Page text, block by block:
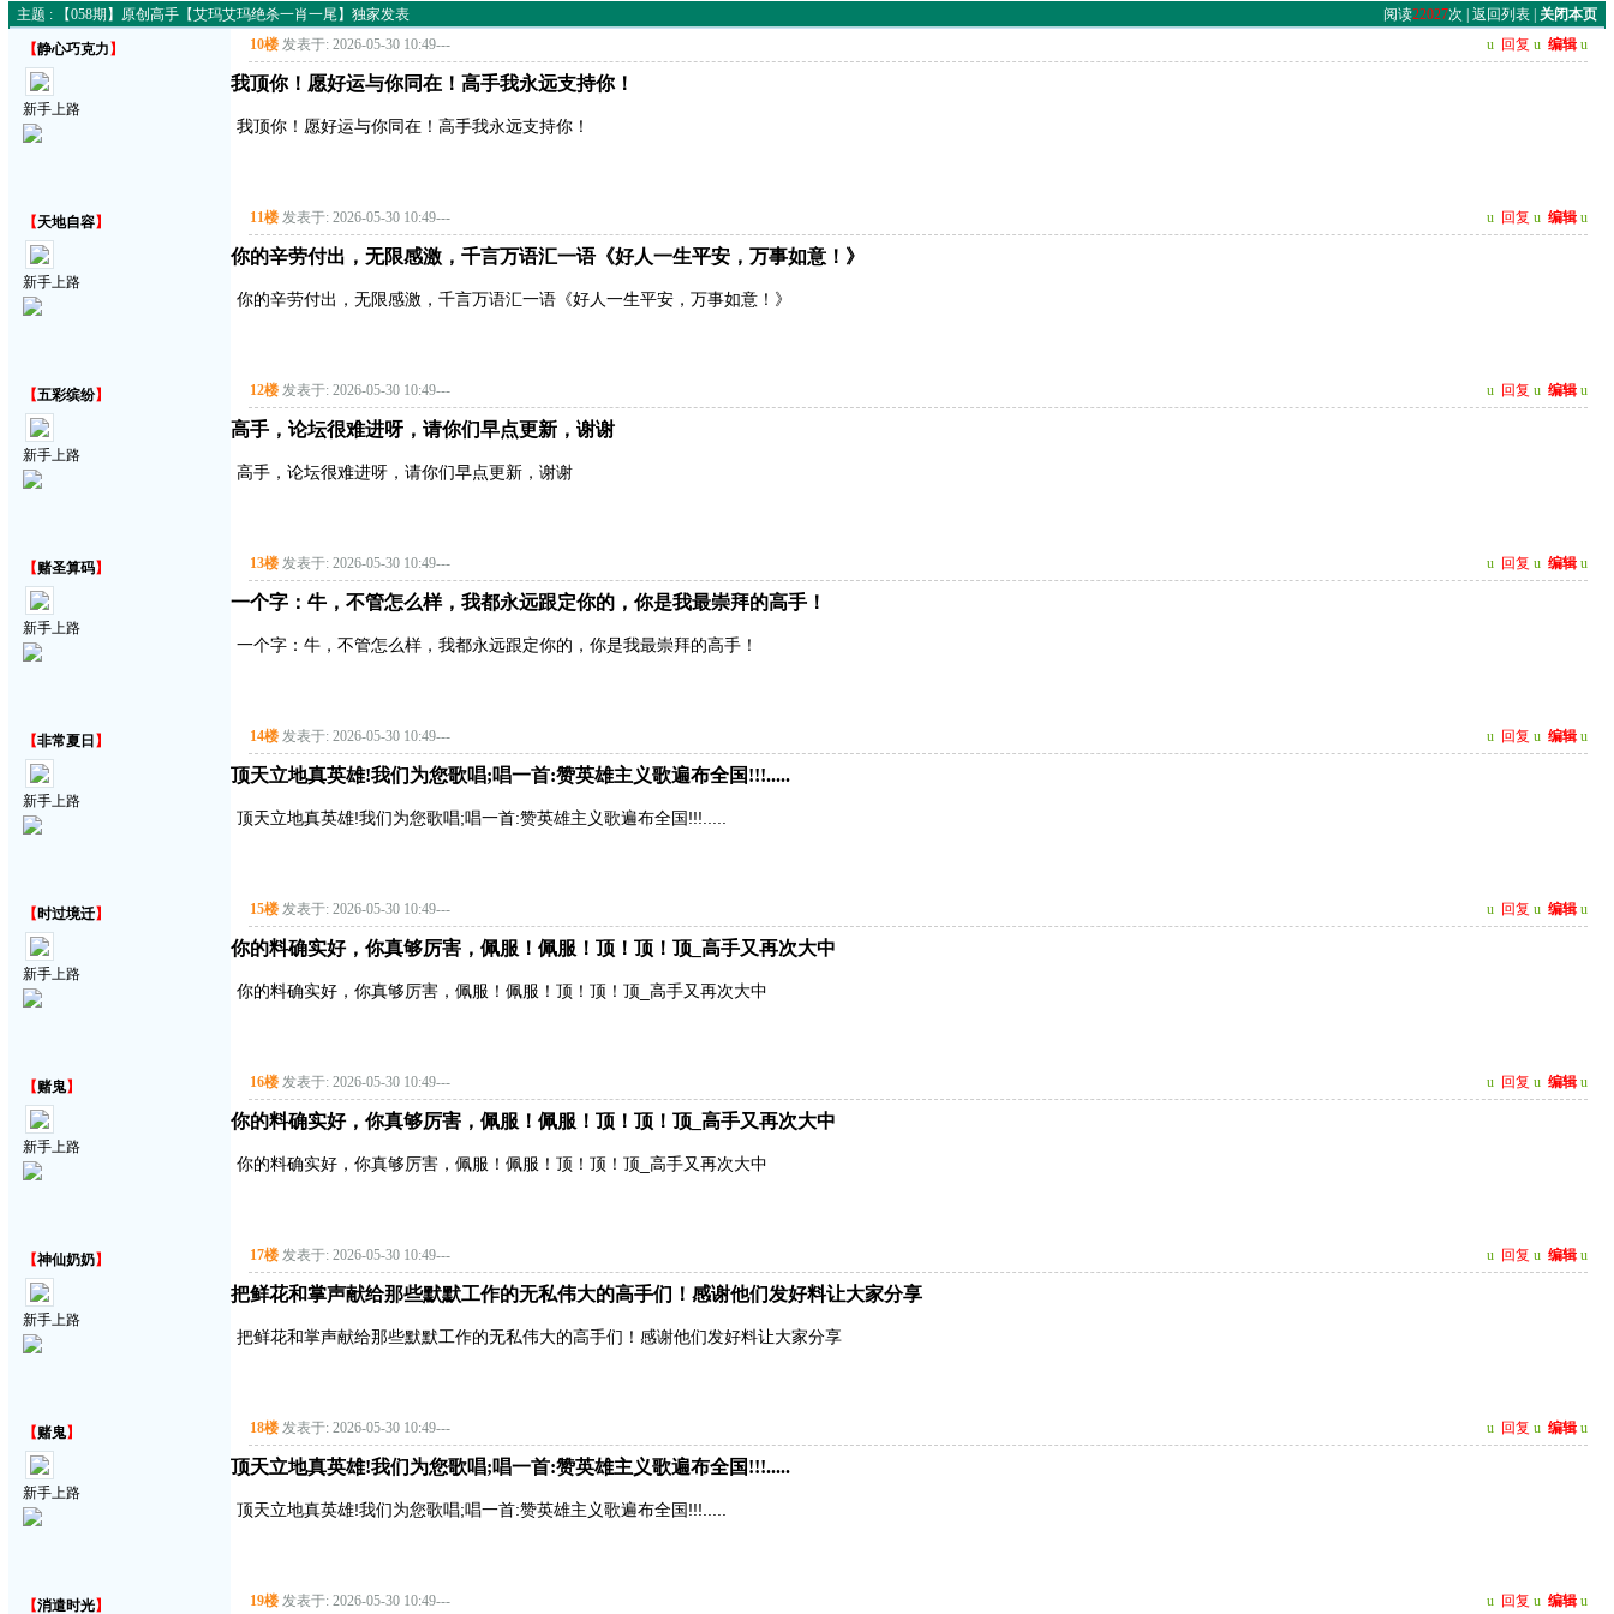
主题 : 【058期】原创高手【艾玛艾玛绝杀一肖一尾】独家发表 阅读22027次 | 返回列表| 关闭本页
【静心巧克力 】
新手上路
10楼 发表于: 2026-05-30 10:49--- u 回复 u 编辑 u
我顶你！愿好运与你同在！高手我永远支持你！
我顶你！愿好运与你同在！高手我永远支持你！
【天地自容】
新手上路
11楼 发表于: 2026-05-30 10:49--- u 回复 u 编辑 u
你的辛劳付出，无限感激，千言万语汇一语《好人一生平安，万事如意！》
你的辛劳付出，无限感激，千言万语汇一语《好人一生平安，万事如意！》
【五彩缤纷】
新手上路
12楼 发表于: 2026-05-30 10:49--- u 回复 u 编辑 u
高手，论坛很难进呀，请你们早点更新，谢谢
高手，论坛很难进呀，请你们早点更新，谢谢
【赌圣算码】
新手上路
13楼 发表于: 2026-05-30 10:49--- u 回复 u 编辑 u
一个字：牛，不管怎么样，我都永远跟定你的，你是我最崇拜的高手！
一个字：牛，不管怎么样，我都永远跟定你的，你是我最崇拜的高手！
【非常夏日 】
新手上路
14楼 发表于: 2026-05-30 10:49--- u 回复 u 编辑 u
顶天立地真英雄!我们为您歌唱;唱一首:赞英雄主义歌遍布全国!!!.....
顶天立地真英雄!我们为您歌唱;唱一首:赞英雄主义歌遍布全国!!!.....
【时过境迁】
新手上路
15楼 发表于: 2026-05-30 10:49--- u 回复 u 编辑 u
你的料确实好，你真够厉害，佩服！佩服！顶！顶！顶_高手又再次大中
你的料确实好，你真够厉害，佩服！佩服！顶！顶！顶_高手又再次大中
【赌鬼】
新手上路
16楼 发表于: 2026-05-30 10:49--- u 回复 u 编辑 u
你的料确实好，你真够厉害，佩服！佩服！顶！顶！顶_高手又再次大中
你的料确实好，你真够厉害，佩服！佩服！顶！顶！顶_高手又再次大中
【神仙奶奶】
新手上路
17楼 发表于: 2026-05-30 10:49--- u 回复 u 编辑 u
把鲜花和掌声献给那些默默工作的无私伟大的高手们！感谢他们发好料让大家分享
把鲜花和掌声献给那些默默工作的无私伟大的高手们！感谢他们发好料让大家分享
【赌鬼】
新手上路
18楼 发表于: 2026-05-30 10:49--- u 回复 u 编辑 u
顶天立地真英雄!我们为您歌唱;唱一首:赞英雄主义歌遍布全国!!!.....
顶天立地真英雄!我们为您歌唱;唱一首:赞英雄主义歌遍布全国!!!.....
【消遣时光】 19楼 发表于: 2026-05-30 10:49--- u 回复 u 编辑 u